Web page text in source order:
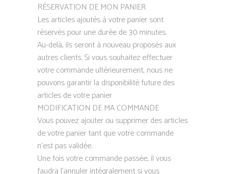
​RÉSERVATION DE MON PANIER
Les articles ajoutés à votre panier sont
réservés pour une durée de 30 minutes.
Au-delà, ils seront à nouveau proposés aux
autres clients. Si vous souhaitez effectuer
votre commande ultérieurement, nous ne
pouvons garantir la disponibilité future des
articles de votre panier
​MODIFICATION DE MA COMMANDE
Vous pouvez ajouter ou supprimer des articles
de votre panier tant que votre commande
n’est pas validée.
Une fois votre commande passée, il vous
faudra l’annuler intégralement si vous